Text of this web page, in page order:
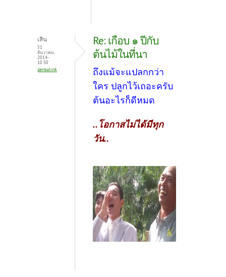
เสิน
31
ธันวาคม,
2014 -
10:50
permalink
Re: เกือบ ๑ ปีกับ
ต้นไม้ในที่นา
ถึงแม้จะแปลกกว่า
ใคร ปลูกไว้เถอะครับ
ต้นอะไรก็ดีหมด
..โอกาสไม่ได้มีทุก
วัน..